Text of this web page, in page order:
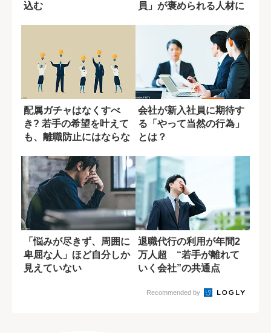
込む
員」が褒められる人材に
配属ガチャはなくすべ
き? 若手の希望を叶えて
も、離職防止にはならな
会社が新入社員に期待す
る「やって当然の行為」
とは？
「悩みが尽きず、周囲に
卑屈な人」ほど自分しか
見えていない
退職代行の利用が年間2
万人超 “若手が離れて
いく会社”の共通点
Recommended by